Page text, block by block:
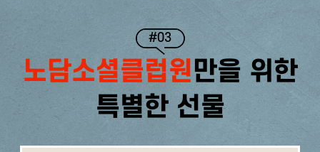
#03
노담소셜클럽원만을 위한
특별한 선물